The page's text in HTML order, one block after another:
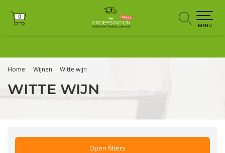
0
0
MENU
Home Wijnen Witte wijn
WITTE WIJN
Open filters